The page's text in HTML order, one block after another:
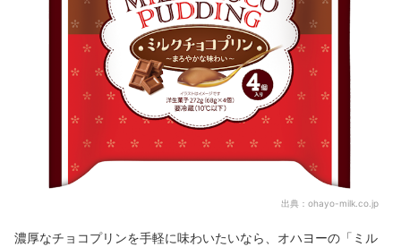
出典： ohayo-milk.co.jp
濃厚なチョコプリンを手軽に味わいたいなら、オハヨーの「ミル